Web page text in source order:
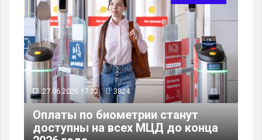
27.06.2026 17:32 3824
Оплаты по биометрии станут
доступны на всех МЦД до конца